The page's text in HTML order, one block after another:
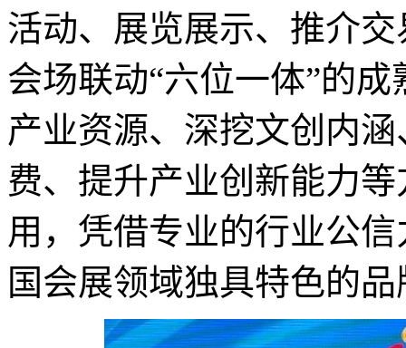
活动、展览展示、推介
会场联动“六位一体”的
产业资源、深挖文创内
费、提升产业创新能力
用，凭借专业的行业公
国会展领域独具特色的